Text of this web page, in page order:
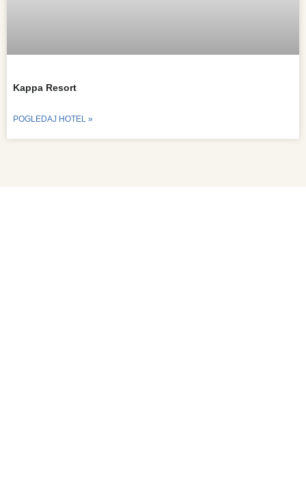
Kappa Resort
POGLEDAJ HOTEL »